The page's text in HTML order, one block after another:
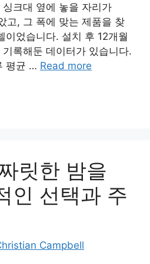
크대 옆에 놓을 자리가
고, 그 폭에 맞는 제품을 찾
이었습니다. 설치 후 12개월
록해둔 데이터가 있습니다.
평균 … Read more
릿한 밤을
인 선택과 주
Campbell